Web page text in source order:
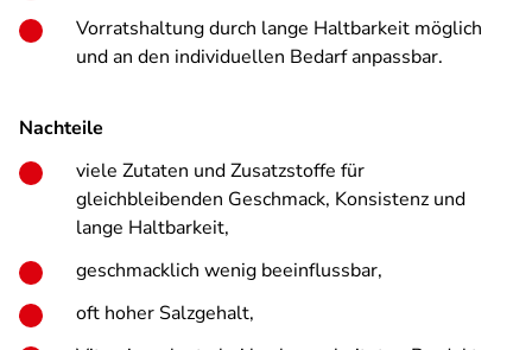
Vorratshaltung durch lange Haltbarkeit möglich
und an den individuellen Bedarf anpassbar.
Nachteile
viele Zutaten und Zusatzstoffe für
gleichbleibenden Geschmack, Konsistenz und
lange Haltbarkeit,
geschmacklich wenig beeinflussbar,
oft hoher Salzgehalt,